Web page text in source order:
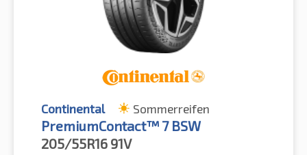
Continental Sommerreifen
PremiumContact™ 7 BSW
205/55R16 91V